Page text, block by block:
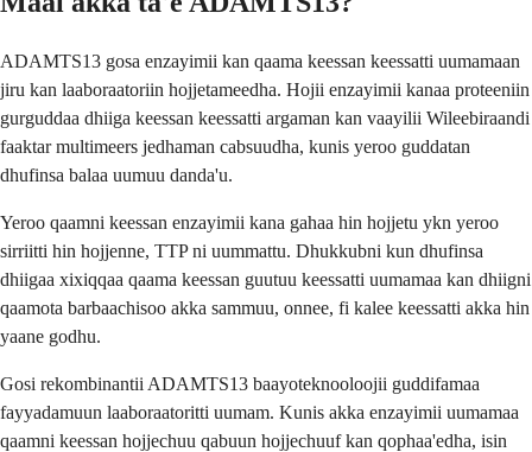
ADAMTS13 gosa enzayimii kan qaama keessan keessatti uumamaan
jiru kan laaboraatoriin hojjetameedha. Hojii enzayimii kanaa proteeniin
gurguddaa dhiiga keessan keessatti argaman kan vaayilii Wileebiraandi
faaktar multimeers jedhaman cabsuudha, kunis yeroo guddatan
dhufinsa balaa uumuu danda'u.
Yeroo qaamni keessan enzayimii kana gahaa hin hojjetu ykn yeroo
sirriitti hin hojjenne, TTP ni uummattu. Dhukkubni kun dhufinsa
dhiigaa xixiqqaa qaama keessan guutuu keessatti uumamaa kan dhiigni
qaamota barbaachisoo akka sammuu, onnee, fi kalee keessatti akka hin
yaane godhu.
Gosi rekombinantii ADAMTS13 baayoteknooloojii guddifamaa
fayyadamuun laaboraatoritti uumam. Kunis akka enzayimii uumamaa
qaamni keessan hojjechuu qabuun hojjechuuf kan qophaa'edha, isin